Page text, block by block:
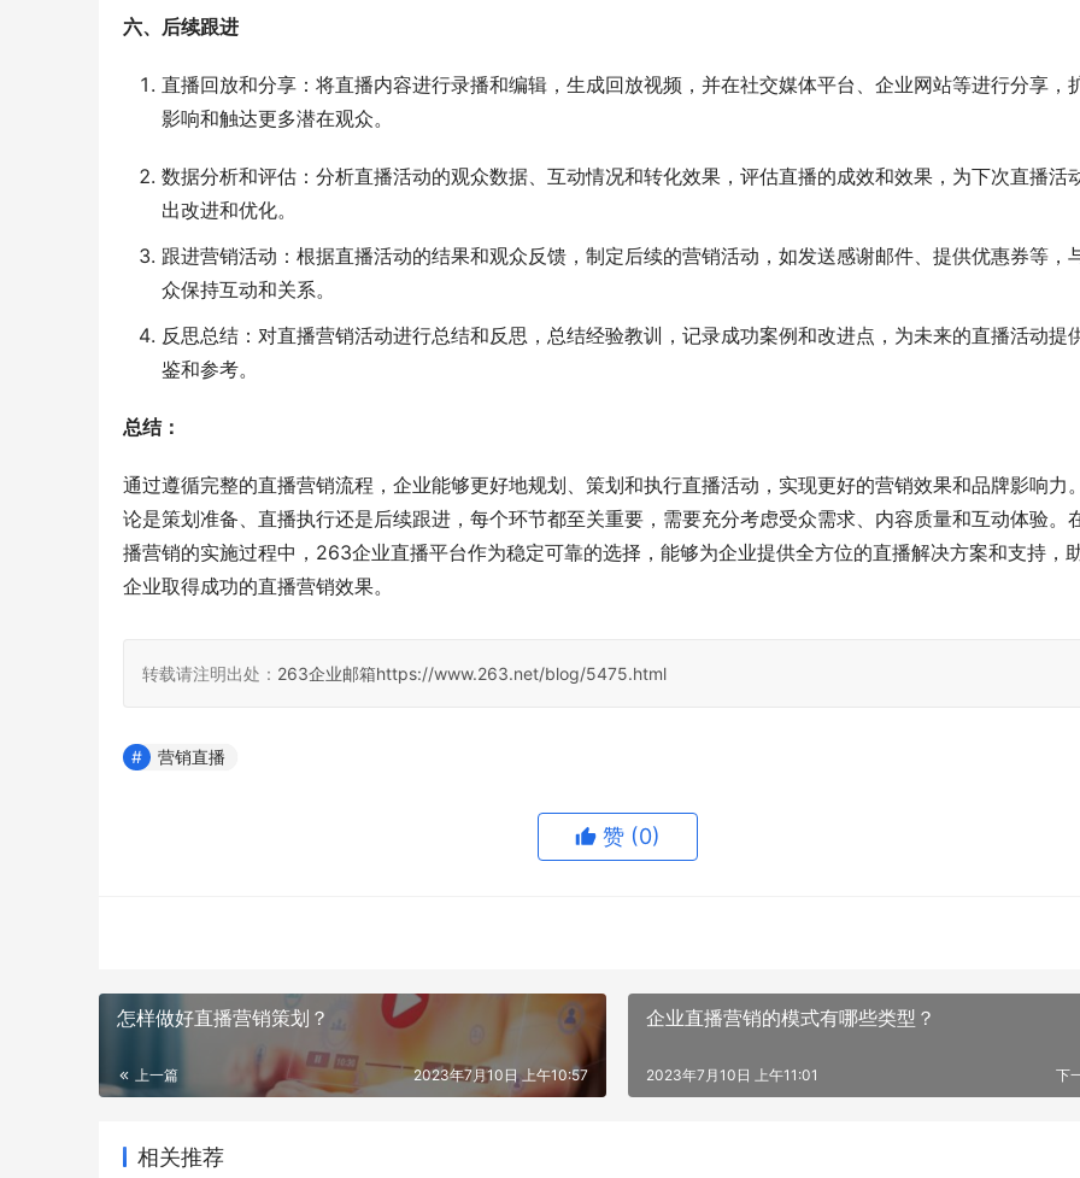
六、后续跟进
直播回放和分享：将直播内容进行录播和编辑，生成回放视频，并在社交媒体平台、企业网站等进行分享，
影响和触达更多潜在观众。
数据分析和评估：分析直播活动的观众数据、互动情况和转化效果，评估直播的成效和效果，为下次直播活
出改进和优化。
跟进营销活动：根据直播活动的结果和观众反馈，制定后续的营销活动，如发送感谢邮件、提供优惠券等，
众保持互动和关系。
反思总结：对直播营销活动进行总结和反思，总结经验教训，记录成功案例和改进点，为未来的直播活动提
鉴和参考。
总结：
通过遵循完整的直播营销流程，企业能够更好地规划、策划和执行直播活动，实现更好的营销效果和品牌影响力
论是策划准备、直播执行还是后续跟进，每个环节都至关重要，需要充分考虑受众需求、内容质量和互动体验。
播营销的实施过程中，263企业直播平台作为稳定可靠的选择，能够为企业提供全方位的直播解决方案和支持，
企业取得成功的直播营销效果。
转载请注明出处： 263企业邮箱https://www.263.net/blog/5475.html
营销直播
赞 (0)
怎样做好直播营销策划？
上一篇 2023年7月10日 上午10:57
企业直播营销的模式有哪些类型？
下
2023年7月10日 上午11:01
相关推荐